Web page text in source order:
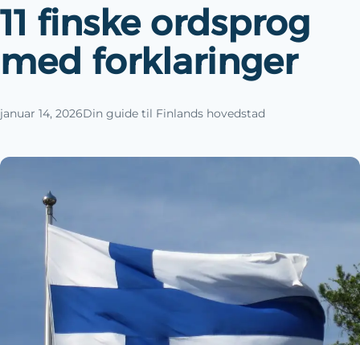
11 finske ordsprog
med forklaringer
januar 14, 2026Din guide til Finlands hovedstad